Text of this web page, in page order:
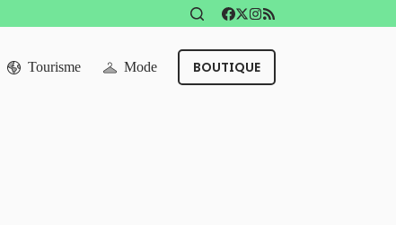
Tourisme Mode BOUTIQUE